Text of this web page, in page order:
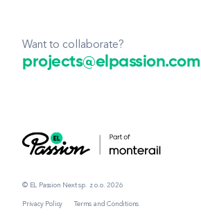
Want to collaborate?
projects@elpassion.com
© EL Passion Next sp. z o.o. 2026
Privacy Policy Terms and Conditions